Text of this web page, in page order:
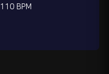
110 BPM